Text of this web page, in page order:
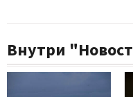
Внутри